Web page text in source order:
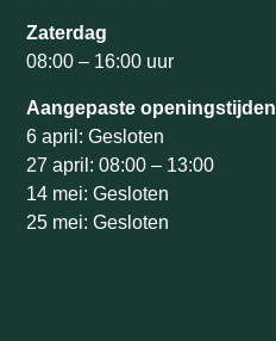
Zaterdag
08:00 – 16:00 uur
Aangepaste openingstijden
6 april: Gesloten
27 april: 08:00 – 13:00
14 mei: Gesloten
25 mei: Gesloten